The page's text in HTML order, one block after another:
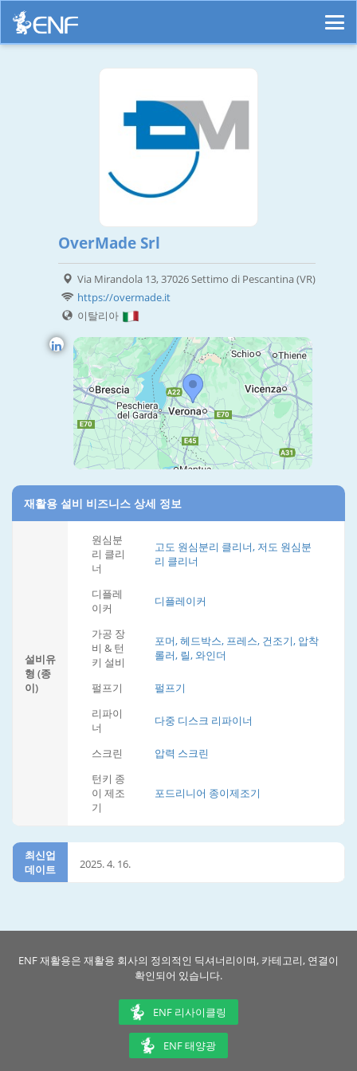
OverMade Srl
Via Mirandola 13, 37026 Settimo di Pescantina (VR)
https://overmade.it
이탈리아
재활용 설비 비즈니스 상세 정보
설비유
형 (종
이)
원심분
리 클리
너
고도 원심분리 클리너, 저도 원심분
리 클리너
디플레
이커
디플레이커
가공 장
비 & 턴
키 설비
포머, 헤드박스, 프레스, 건조기, 압착
롤러, 릴, 와인더
펄프기
펄프기
리파이
너
다중 디스크 리파이너
스크린
압력 스크린
턴키 종
이 제조
기
포드리니어 종이제조기
최신업
데이트
2025. 4. 16.
ENF 재활용은 재활용 회사의 정의적인 딕셔너리이며, 카테고리, 연결이
확인되어 있습니다.
ENF 리사이클링
ENF 태양광